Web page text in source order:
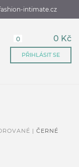
intimate.cz
0 0 Kč
PŘIHLÁSIT SE
| ČERNÉ